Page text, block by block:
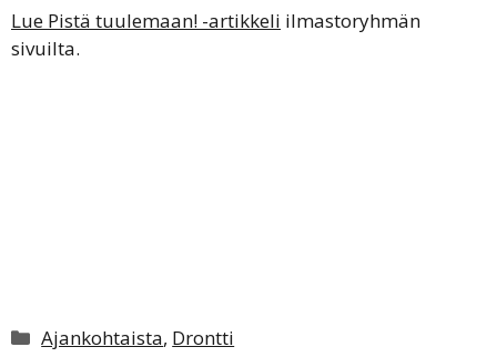
Lue Pistä tuulemaan! -artikkeli ilmastoryhmän
sivuilta.
Kategoriat
Ajankohtaista, Drontti